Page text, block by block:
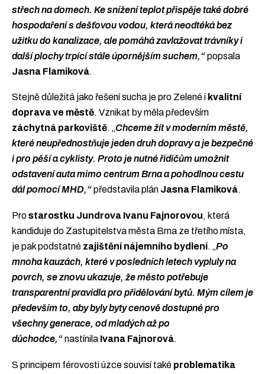
střech na domech. Ke snížení teplot přispěje také dobré
hospodaření s dešťovou vodou, která neodtéká bez
užitku do kanalizace, ale pomáhá zavlažovat trávníky i
další plochy trpící stále úpornějším suchem,“popsala
Jasna Flamiková.
Stejně důležitá jako řešení sucha je pro Zelené i kvalitní
doprava ve městě. Vznikat by měla především
záchytná parkoviště. „Chceme žít v moderním městě,
které neupřednostňuje jeden druh dopravy a je bezpečné
i pro pěší a cyklisty. Proto je nutné řidičům umožnit
odstavení auta mimo centrum Brna a pohodlnou cestu
dál pomocí MHD,“představila plán Jasna Flamiková.
Prostarostku Jundrova Ivanu Fajnorovou, která
kandiduje do Zastupitelstva města Brna ze třetího místa,
je pak podstatné zajištění nájemního bydlení. „Po
mnoha kauzách, které v posledních letech vypluly na
povrch, se znovu ukazuje, že město potřebuje
transparentní pravidla pro přidělování bytů. Mým cílem je
především to, aby byly byty cenově dostupné pro
všechny generace, od mladých až po
důchodce,“nastínila Ivana Fajnorová.
S principem férovosti úzce souvisí také problematika